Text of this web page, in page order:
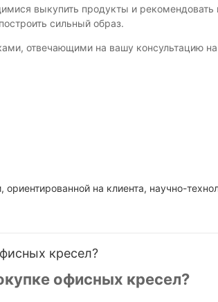
выкупить продукты и рекомендовать
сильный образ.
отвечающими на вашу консультацию
на клиента, научно-
кресел?
офисных кресел?